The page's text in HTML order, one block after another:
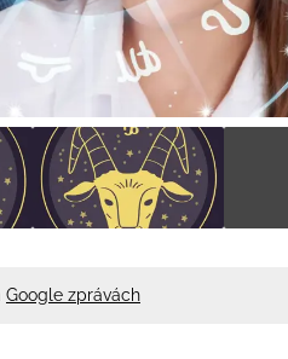
Google zprávách